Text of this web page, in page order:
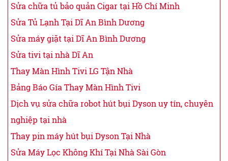
Sửa chữa tủ bảo quản Cigar tại Hồ Chí Minh
Sửa Tủ Lạnh Tại Dĩ An Bình Dương
Sửa máy giặt tại Dĩ An Bình Dương
Sửa tivi tại nhà Dĩ An
Thay Màn Hình Tivi LG Tận Nhà
Bảng Báo Gía Thay Màn Hình Tivi
Dịch vụ sửa chữa robot hút bụi Dyson uy tín, chuyên
nghiệp tại nhà
Thay pin máy hút bụi Dyson Tại Nhà
Sửa Máy Lọc Không Khí Tại Nhà Sài Gòn